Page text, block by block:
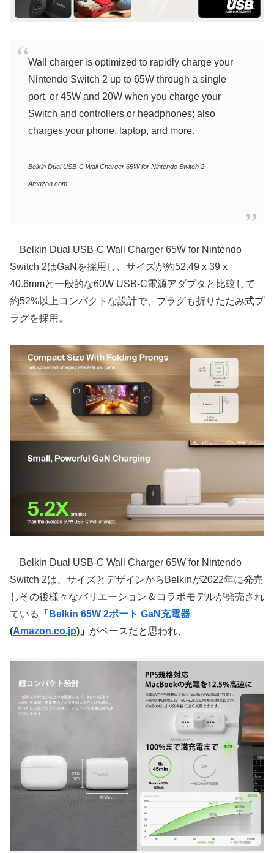
Wall charger is optimized to rapidly charge your
Nintendo Switch 2 up to 65W through a single
port, or 45W and 20W when you charge your
Switch and controllers or headphones; also
charges your phone, laptop, and more.
Belkin Dual USB-C Wall Charger 65W for Nintendo Switch 2 –
Amazon.com
Belkin Dual USB-C Wall Charger 65W for Nintendo
Switch 2はGaNを採用し、サイズが約52.49 x 39 x
40.6mmと一般的な60W USB-C電源アダプタと比較して
約52%以上コンパクトな設計で、プラグも折りたたみ式プ
ラグを採用。
Belkin Dual USB-C Wall Charger 65W for Nintendo
Switch 2は、サイズとデザインからBelkinが2022年に発売
しその後様々なバリエーション＆コラボモデルが発売され
ている
「 Belkin 65W 2ポート GaN充電器
(Amazon.co.jp)」 がベースだと思われ、